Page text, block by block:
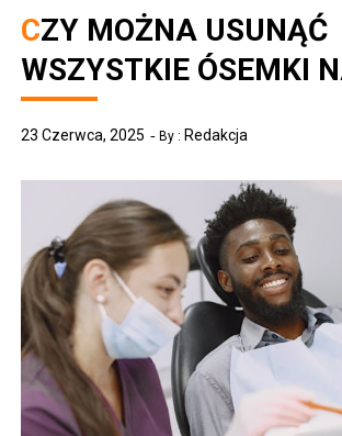
CZY MOŻNA USUNĄĆ
WSZYSTKIE ÓSEMKI
23 Czerwca, 2025 By : Redakcja